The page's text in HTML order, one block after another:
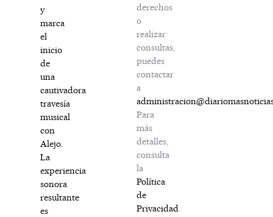
y
marca
el
inicio
de
una
cautivadora
travesía
musical
con
Alejo.
La
experiencia
sonora
resultante
es
derechos
o
realizar
consultas,
puedes
contactar
a
Para
más
detalles,
consulta
la
Política
de
Privacidad